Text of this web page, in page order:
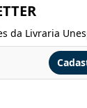
da Livraria